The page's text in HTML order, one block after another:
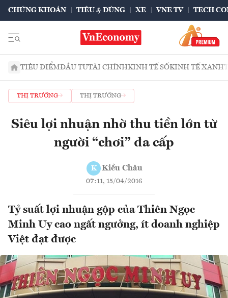
CHỨNG KHOÁN TIÊU & DÙNG XE VNE TV TECH
TIÊU ĐIỂMĐẦU TƯTÀI CHÍNHKINH TẾ SỐKINH TẾ XANH
THỊ TRƯỜNG THỊ TRƯỜNG
Siêu lợi nhuận nhờ thu tiền lớn từ
người “chơi” đa cấp
K Kiều Châu
07:11, 15/04/2016
Tỷ suất lợi nhuận gộp của Thiên Ngọc
Minh Uy cao ngất ngưởng, ít doanh nghiệp
Việt đạt được